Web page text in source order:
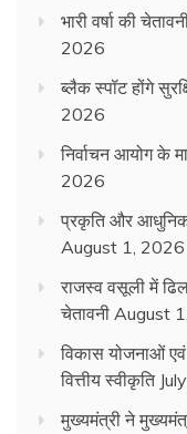
भारी वर्षा की
2026
ब्लैक स्पॉट होंगे
2026
निर्वाचन आयोग के
2026
प्रकृति और
August 1, 2026
राजस्व वसूली में
चेतावनी August
विकास योजनाओं एवं
वित्तीय स्वीकृति
मुख्यमंत्री ने